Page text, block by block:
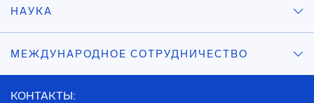
НАУКА
МЕЖДУНАРОДНОЕ СОТРУДНИЧЕСТВО
КОНТАКТЫ: